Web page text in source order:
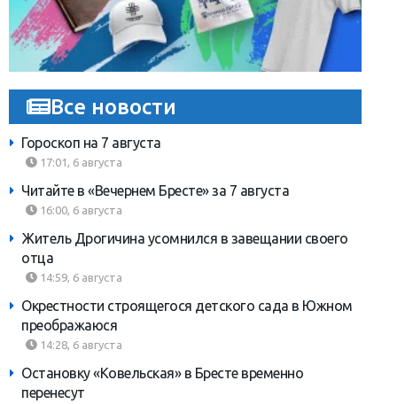
Все новости
Гороскоп на 7 августа
17:01, 6 августа
Читайте в «Вечернем Бресте» за 7 августа
16:00, 6 августа
Житель Дрогичина усомнился в завещании своего
отца
14:59, 6 августа
Окрестности строящегося детского сада в Южном
преображаюся
14:28, 6 августа
Остановку «Ковельская» в Бресте временно
перенесут